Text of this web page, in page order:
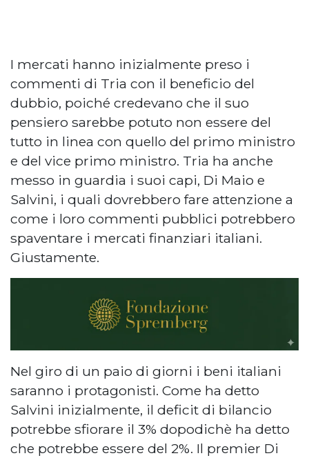
I mercati hanno inizialmente preso i
commenti di Tria con il beneficio del
dubbio, poiché credevano che il suo
pensiero sarebbe potuto non essere del
tutto in linea con quello del primo ministro
e del vice primo ministro. Tria ha anche
messo in guardia i suoi capi, Di Maio e
Salvini, i quali dovrebbero fare attenzione a
come i loro commenti pubblici potrebbero
spaventare i mercati finanziari italiani.
Giustamente.
Nel giro di un paio di giorni i beni italiani
saranno i protagonisti. Come ha detto
Salvini inizialmente, il deficit di bilancio
potrebbe sfiorare il 3% dopodichè ha detto
che potrebbe essere del 2%. Il premier Di